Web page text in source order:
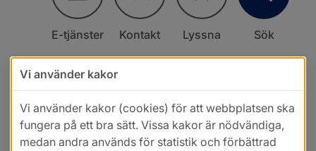
E-tjänster Kontakt Lyssna Sök
Vi använder kakor
Vi använder kakor (cookies) för att webbplatsen ska
fungera på ett bra sätt. Vissa kakor är nödvändiga,
medan andra används för statistik och förbättrad